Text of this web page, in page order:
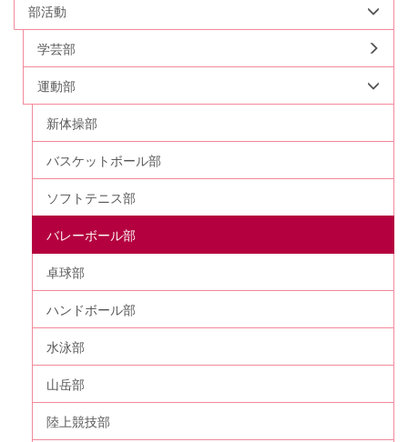
部活動
学芸部
運動部
新体操部
バスケットボール部
ソフトテニス部
バレーボール部
卓球部
ハンドボール部
水泳部
山岳部
陸上競技部